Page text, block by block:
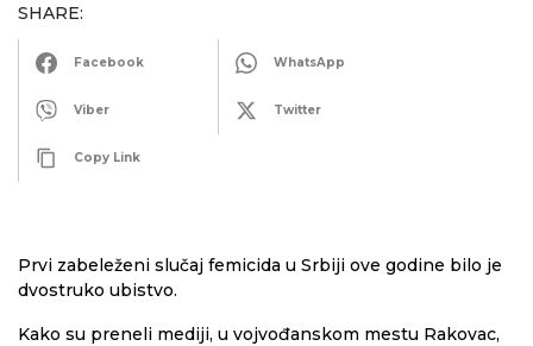
SHARE:
Facebook WhatsApp
Viber Twitter
Copy Link
Prvi zabeleženi slučaj femicida u Srbiji ove godine bilo je
dvostruko ubistvo.
Kako su preneli mediji, u vojvođanskom mestu Rakovac,